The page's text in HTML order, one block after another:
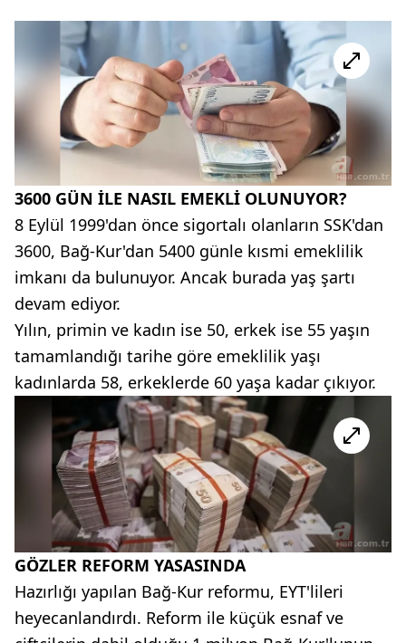
3600 GÜN İLE NASIL EMEKLİ OLUNUYOR?
8 Eylül 1999'dan önce sigortalı olanların SSK'dan
3600, Bağ-Kur'dan 5400 günle kısmi emeklilik
imkanı da bulunuyor. Ancak burada yaş şartı
devam ediyor.
Yılın, primin ve kadın ise 50, erkek ise 55 yaşın
tamamlandığı tarihe göre emeklilik yaşı
kadınlarda 58, erkeklerde 60 yaşa kadar çıkıyor.
GÖZLER REFORM YASASINDA
Hazırlığı yapılan Bağ-Kur reformu, EYT'lileri
heyecanlandırdı. Reform ile küçük esnaf ve